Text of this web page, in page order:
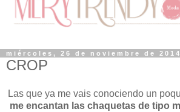
miércoles, 26 de noviembre de 2014
CROP
Las que ya me vais conociendo un
me encantan las chaquetas de tipo